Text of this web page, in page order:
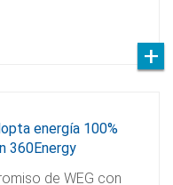
energía 100%
360Energy
de WEG con